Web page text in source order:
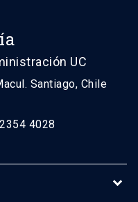
UC
Santiago, Chile
4028